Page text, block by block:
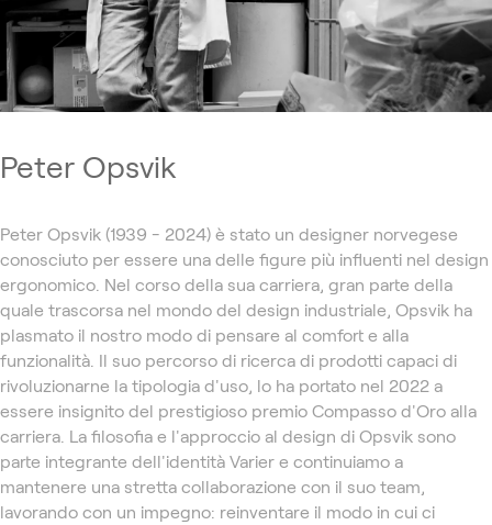
Peter Opsvik
Peter Opsvik (1939 - 2024) è stato un designer norvegese
conosciuto per essere una delle figure più influenti nel design
ergonomico. Nel corso della sua carriera, gran parte della
quale trascorsa nel mondo del design industriale, Opsvik ha
plasmato il nostro modo di pensare al comfort e alla
funzionalità. Il suo percorso di ricerca di prodotti capaci di
rivoluzionarne la tipologia d'uso, lo ha portato nel 2022 a
essere insignito del prestigioso premio Compasso d'Oro alla
carriera. La filosofia e l'approccio al design di Opsvik sono
parte integrante dell'identità Varier e continuiamo a
mantenere una stretta collaborazione con il suo team,
lavorando con un impegno: reinventare il modo in cui ci